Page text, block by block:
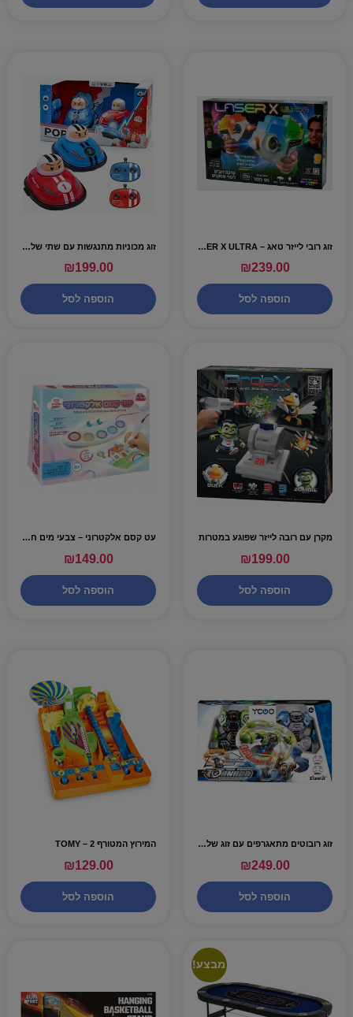
זוג רובי לייזר טאג – LASER X ULTRA
₪239.00
הוספה לסל
זוג מכוניות מתנגשות עם שתי שלטים
₪199.00
הוספה לסל
מקרן עם רובה לייזר שפוגע במטרות
₪199.00
הוספה לסל
עט קסם אלקטרוני – צבעי מים חכמים
₪149.00
הוספה לסל
זוג רובוטים מתאגרפים עם זוג שלטים טורנדו – SILVERLIT
₪249.00
הוספה לסל
המירוץ המטורף 2 – TOMY
₪129.00
הוספה לסל
מבצע!